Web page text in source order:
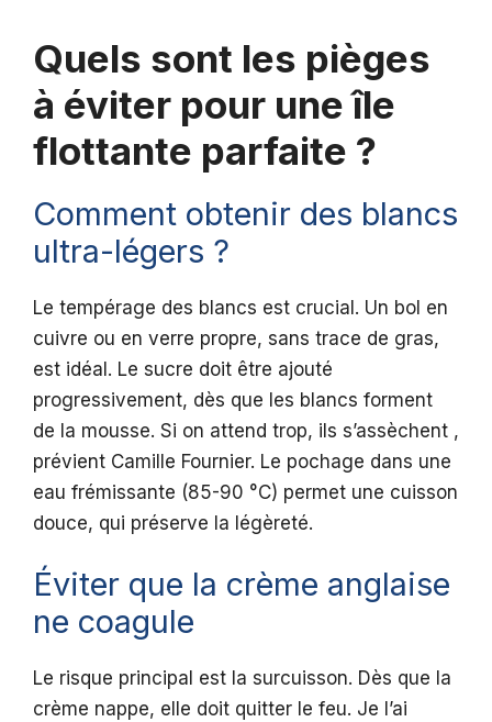
Quels sont les pièges
à éviter pour une île
flottante parfaite ?
Comment obtenir des blancs
ultra-légers ?
Le tempérage des blancs est crucial. Un bol en
cuivre ou en verre propre, sans trace de gras,
est idéal. Le sucre doit être ajouté
progressivement, dès que les blancs forment
de la mousse. Si on attend trop, ils s’assèchent ,
prévient Camille Fournier. Le pochage dans une
eau frémissante (85-90 °C) permet une cuisson
douce, qui préserve la légèreté.
Éviter que la crème anglaise
ne coagule
Le risque principal est la surcuisson. Dès que la
crème nappe, elle doit quitter le feu. Je l’ai